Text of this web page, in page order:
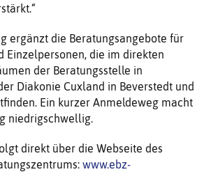
ergänzt die Beratungsangebote für
Einzelpersonen, die im direkten
der Beratungsstelle in
Diakonie Cuxland in Beverstedt und
Ein kurzer Anmeldeweg macht
niedrigschwellig.
direkt über die Webseite des
www.ebz-